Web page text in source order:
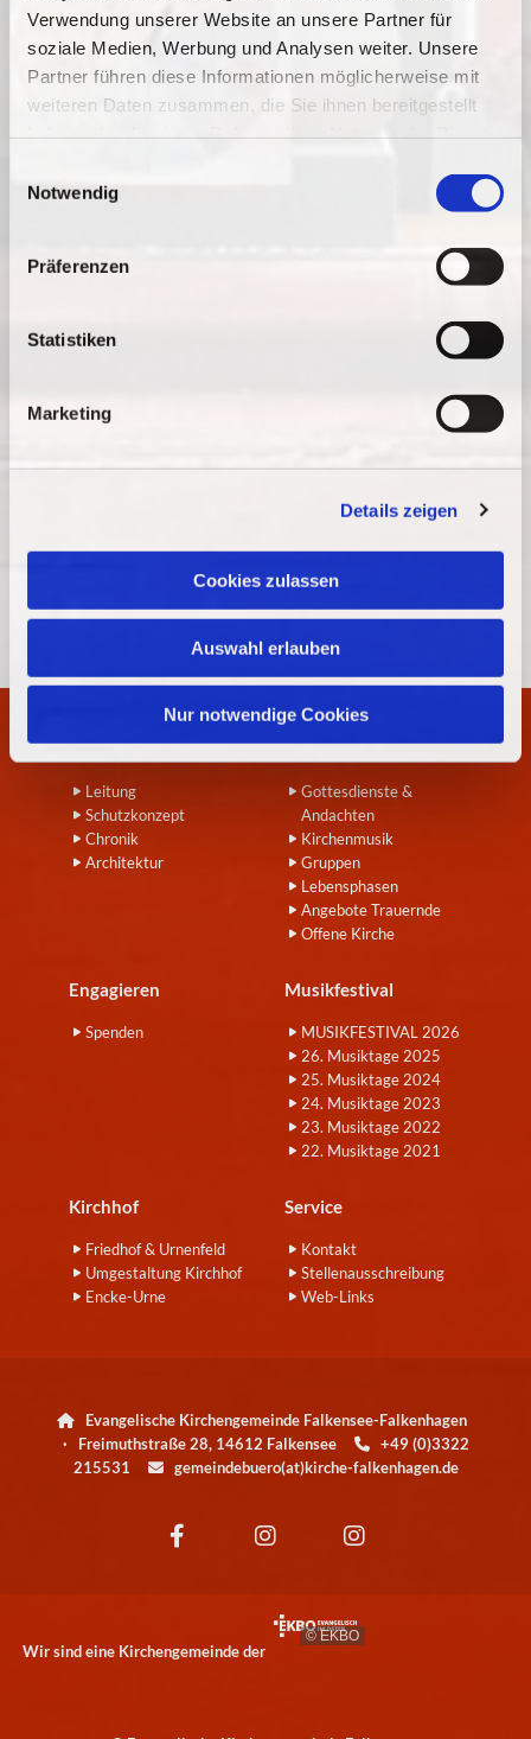
Verwendung unserer Website an unsere Partner für
soziale Medien, Werbung und Analysen weiter. Unsere
Partner führen diese Informationen möglicherweise mit
weiteren Daten zusammen, die Sie ihnen bereitgestellt
Notwendig
Präferenzen
Statistiken
Marketing
Details zeigen
Cookies zulassen
Auswahl erlauben
Nur notwendige Cookies
Dies könnte Sie auch
interessieren
Wir
Leitung
Schutzkonzept
Chronik
Architektur
Angebote
Gottesdienste &
Andachten
Kirchenmusik
Gruppen
Lebensphasen
Angebote Trauernde
Offene Kirche
Engagieren
Spenden
Musikfestival
MUSIKFESTIVAL 2026
26. Musiktage 2025
25. Musiktage 2024
24. Musiktage 2023
23. Musiktage 2022
22. Musiktage 2021
Kirchhof
Friedhof & Urnenfeld
Umgestaltung Kirchhof
Encke-Urne
Service
Kontakt
Stellenausschreibung
Web-Links

Evangelische Kirchengemeinde Falkensee-Falkenhagen
· Freimuthstraße 28, 14612 Falkensee
+49 (0)3322
215531
gemeindebuero(at)kirche-falkenhagen.de
Wir sind eine Kirchengemeinde der
© EKBO